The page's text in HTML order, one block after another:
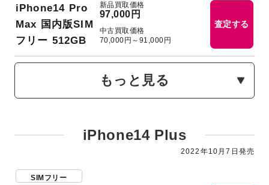
iPhone14 Pro
Max 国内版SIM
フリー 512GB
新品買取価格
97,000円
中古買取価格
70,000円～91,000円
査定する
もっと見る
iPhone14 Plus
2022年10⽉7日発売
SIMフリー